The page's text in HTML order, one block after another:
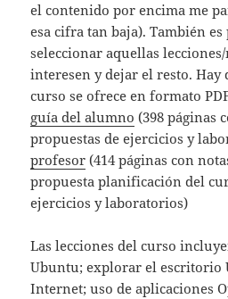
el contenido por encima me
esa cifra tan baja). También
seleccionar aquellas
interesen y dejar el resto. Hay
curso se ofrece en formato
guía del alumno (398 páginas
propuestas de ejercicios y
profesor (414 páginas con
propuesta planificación del
ejercicios y laboratorios)
Las lecciones del curso
Ubuntu; explorar el escritorio
Internet; uso de aplicaciones